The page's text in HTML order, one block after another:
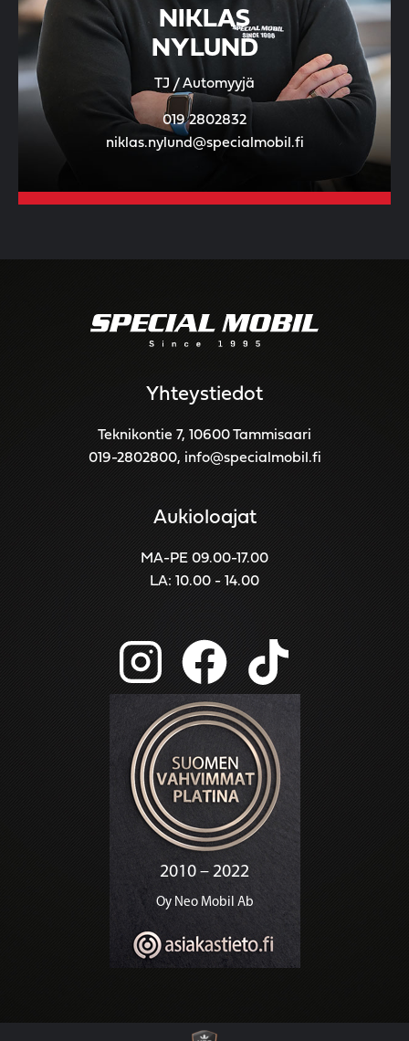
NIKLAS
NYLUND
TJ / Automyyjä
019 2802832
niklas.nylund@specialmobil.fi
Yhteystiedot
Teknikontie 7, 10600 Tammisaari
019-2802800, info@specialmobil.fi
Aukioloajat
MA-PE 09.00-17.00
LA: 10.00 - 14.00